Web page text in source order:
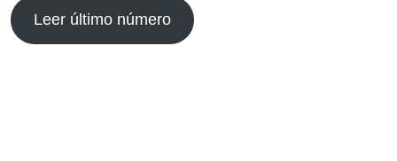
Leer último número